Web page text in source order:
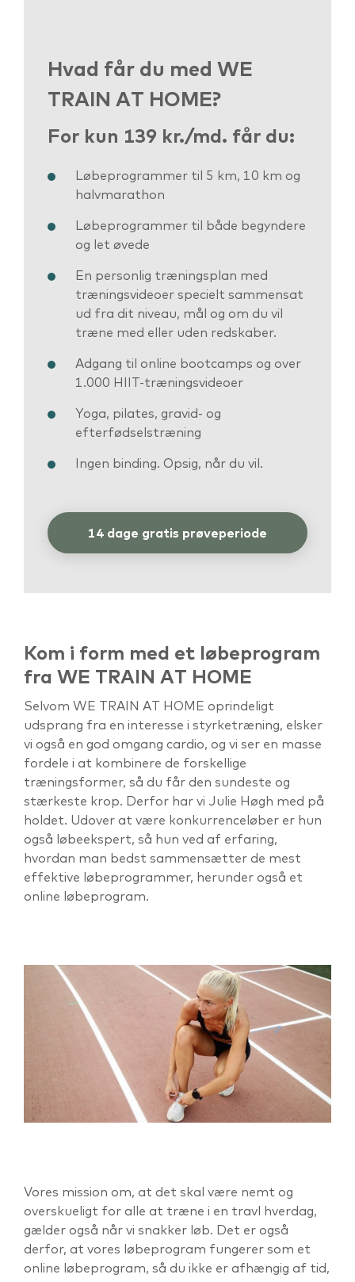
Hvad får du med WE
TRAIN AT HOME?
For kun 139 kr./md. får du:
Løbeprogrammer til 5 km, 10 km og
halvmarathon
Løbeprogrammer til både begyndere
og let øvede
En personlig træningsplan med
træningsvideoer specielt sammensat
ud fra dit niveau, mål og om du vil
træne med eller uden redskaber.
Adgang til online bootcamps og over
1.000 HIIT-træningsvideoer
Yoga, pilates, gravid- og
efterfødselstræning
Ingen binding. Opsig, når du vil.
14 dage gratis prøveperiode
Kom i form med et løbeprogram
fra WE TRAIN AT HOME
Selvom WE TRAIN AT HOME oprindeligt
udsprang fra en interesse i styrketræning, elsker
vi også en god omgang cardio, og vi ser en masse
fordele i at kombinere de forskellige
træningsformer, så du får den sundeste og
stærkeste krop. Derfor har vi Julie Høgh med på
holdet. Udover at være konkurrenceløber er hun
også løbeekspert, så hun ved af erfaring,
hvordan man bedst sammensætter de mest
effektive løbeprogrammer, herunder også et
online løbeprogram.
Vores mission om, at det skal være nemt og
overskueligt for alle at træne i en travl hverdag,
gælder også når vi snakker løb. Det er også
derfor, at vores løbeprogram fungerer som et
online løbeprogram, så du ikke er afhængig af tid,